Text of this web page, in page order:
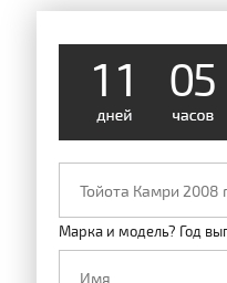
1 1 05
Марка и модель? Год